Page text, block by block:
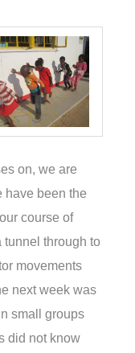
on, we are
have been the
course of
tunnel through to
movements
next week was
small groups
did not know